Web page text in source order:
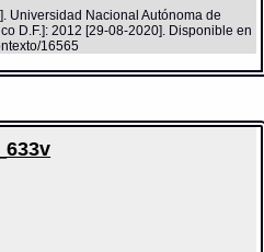
Universidad Nacional Autónoma de
D.F.]: 2012 [29-08-2020]. Disponible en
16565